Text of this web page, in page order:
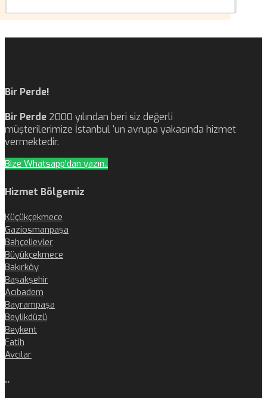
Bir Perde!
Bir Perde 2000 yılından beri siz değerli
müşterilerimize İstanbul ‘un avrupa yakasında hizmet
vermektedir.
Bize Whatsapp'dan yazın..
Hizmet Bölgemiz
Küçükçekmece
Gaziosmanpaşa
Bahçelievler
Büyükçekmece
Bakırköy
Başakşehir
Acıbadem
Bayrampaşa
Beylikdüzü
Beykent
Fatih
Avcılar
..